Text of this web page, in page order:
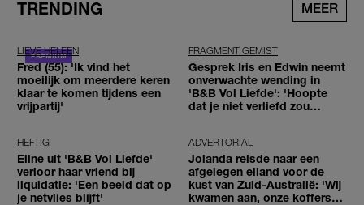
TRENDING MEER
LIEVE HELEEN
Fred (55): 'Ik vind het
moeilijk om meerdere keren
klaar te komen tijdens een
vrijpartij'
FRAGMENT GEMIST
Gesprek Iris en Edwin neemt
onverwachte wending in
'B&B Vol Liefde': 'Hoopte
dat je niet verliefd zou
HEFTIG
Eline uit 'B&B Vol Liefde'
verloor haar vriend bij
liquidatie: 'Een beeld dat op
je netvlies blijft'
ADVERTORIAL
Jolanda reisde naar een
afgelegen eiland voor de
kust van Zuid-Australië: 'Wij
kwamen aan, onze koffers